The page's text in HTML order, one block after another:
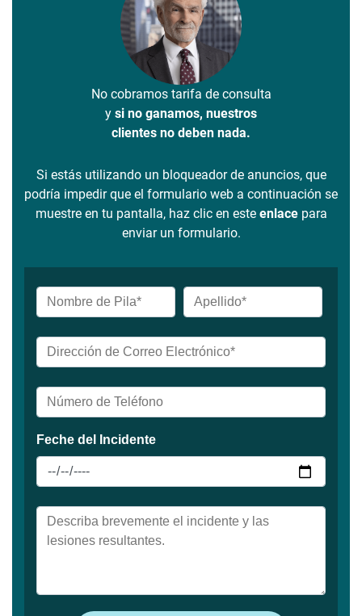
No cobramos tarifa de consulta
y si no ganamos, nuestros
clientes no deben nada.
Si estás utilizando un bloqueador de anuncios, que
podría impedir que el formulario web a continuación se
muestre en tu pantalla, haz clic en este enlacepara
enviar un formulario.